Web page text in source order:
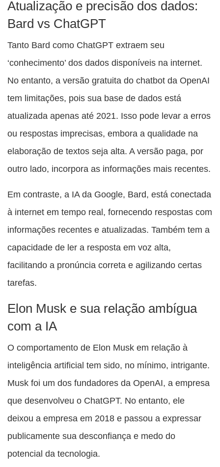
Atualização e precisão dos dados:
Bard vs ChatGPT
Tanto Bard como ChatGPT extraem seu
‘conhecimento’ dos dados disponíveis na internet.
No entanto, a versão gratuita do chatbot da OpenAI
tem limitações, pois sua base de dados está
atualizada apenas até 2021. Isso pode levar a erros
ou respostas imprecisas, embora a qualidade na
elaboração de textos seja alta. A versão paga, por
outro lado, incorpora as informações mais recentes.
Em contraste, a IA da Google, Bard, está conectada
à internet em tempo real, fornecendo respostas com
informações recentes e atualizadas. Também tem a
capacidade de ler a resposta em voz alta,
facilitando a pronúncia correta e agilizando certas
tarefas.
Elon Musk e sua relação ambígua
com a IA
O comportamento de Elon Musk em relação à
inteligência artificial tem sido, no mínimo, intrigante.
Musk foi um dos fundadores da OpenAI, a empresa
que desenvolveu o ChatGPT. No entanto, ele
deixou a empresa em 2018 e passou a expressar
publicamente sua desconfiança e medo do
potencial da tecnologia.